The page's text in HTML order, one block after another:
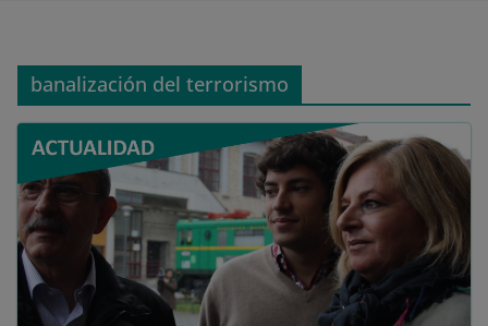
banalización del terrorismo